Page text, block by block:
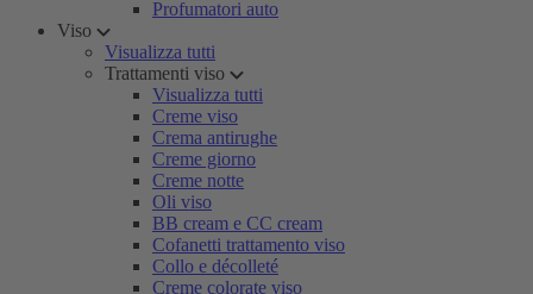
Profumatori auto
Viso
Visualizza tutti
Trattamenti viso
Visualizza tutti
Creme viso
Crema antirughe
Creme giorno
Creme notte
Oli viso
BB cream e CC cream
Cofanetti trattamento viso
Collo e décolleté
Creme colorate viso